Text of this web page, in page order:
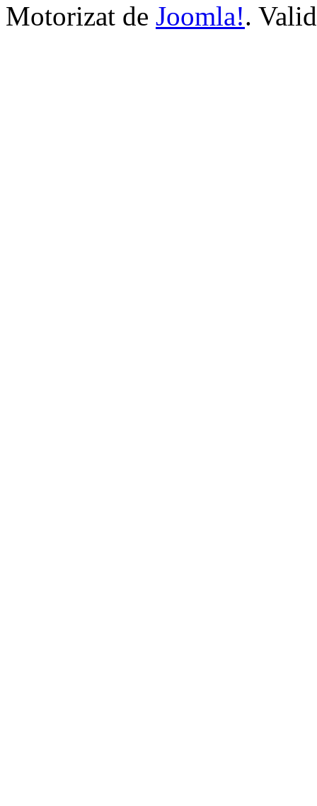
Motorizat de Joomla!.